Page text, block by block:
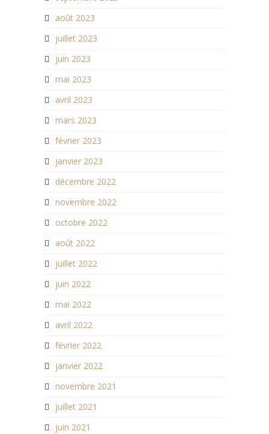
août 2023
juillet 2023
juin 2023
mai 2023
avril 2023
mars 2023
février 2023
janvier 2023
décembre 2022
novembre 2022
octobre 2022
août 2022
juillet 2022
juin 2022
mai 2022
avril 2022
février 2022
janvier 2022
novembre 2021
juillet 2021
juin 2021